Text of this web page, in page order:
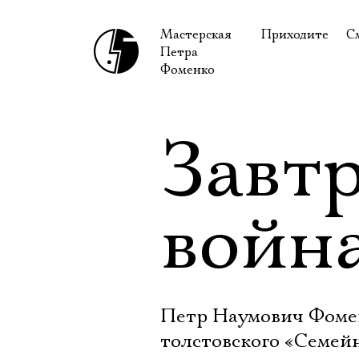
Мастерская
Петра
Фоменко
Приходите
Правила
Как добраться
Петр Наумович
толстовского